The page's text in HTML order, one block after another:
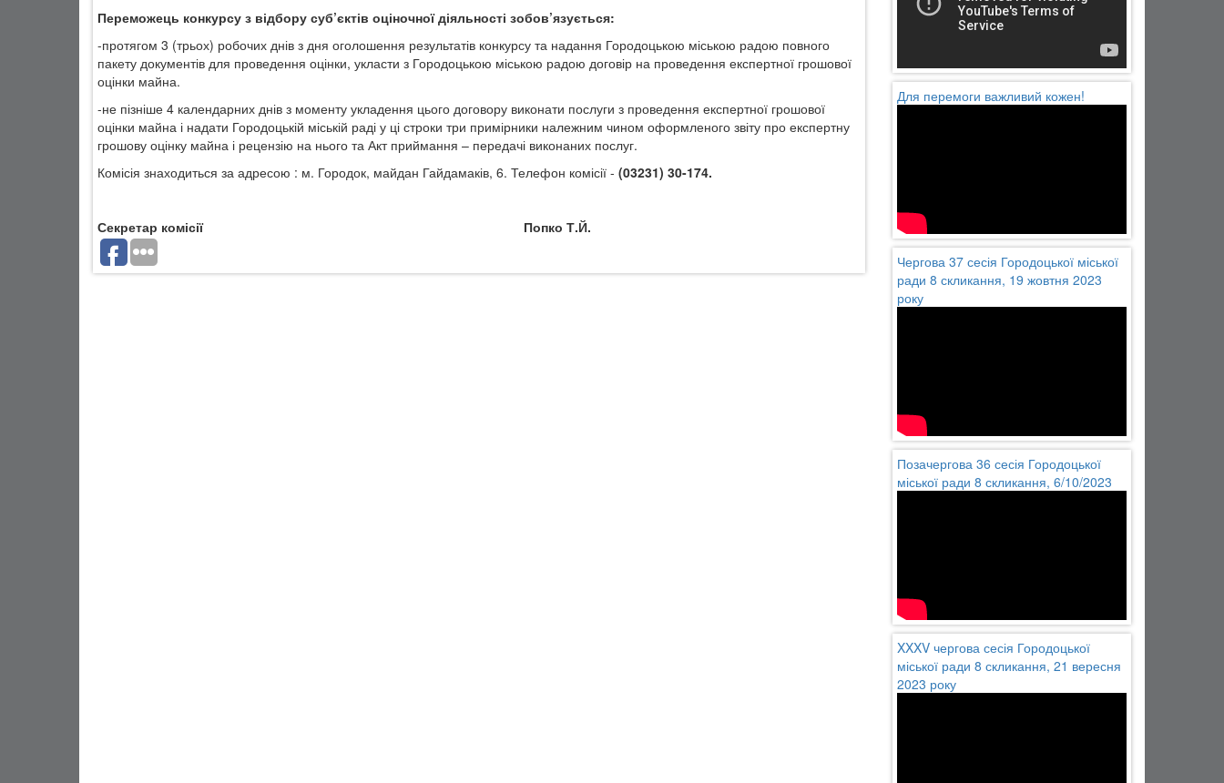
Переможець конкурсу з відбору суб’єктів оціночної діяльності зобов’язується:
-протягом 3 (трьох) робочих днів з дня оголошення результатів конкурсу та надання Городоцькою міською радою повного
пакету документів для проведення оцінки, укласти з Городоцькою міською радою договір на проведення експертної грошової
оцінки майна.
-не пізніше 4 календарних днів з моменту укладення цього договору виконати послуги з проведення експертної грошової
оцінки майна і надати Городоцькій міській раді у ці строки три примірники належним чином оформленого звіту про експертну
грошову оцінку майна і рецензію на нього та Акт приймання – передачі виконаних послуг.
Комісія знаходиться за адресою : м. Городок, майдан Гайдамаків, 6. Телефон комісії - (03231) 30-174.
Секретар комісії Попко Т.Й.
Для перемоги важливий кожен!
Чергова 37 сесія Городоцької міської
ради 8 скликання, 19 жовтня 2023
року
Позачергова 36 сесія Городоцької
міської ради 8 скликання, 6/10/2023
XXXV чергова сесія Городоцької
міської ради 8 скликання, 21 вересня
2023 року